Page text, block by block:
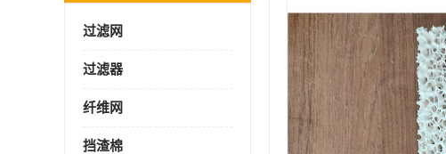
过滤网
过滤器
纤维网
挡渣棉